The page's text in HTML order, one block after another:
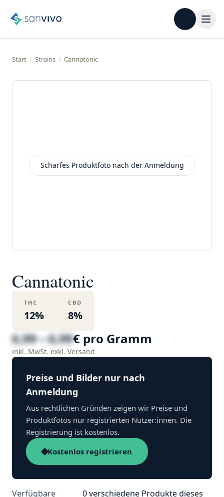
Start / Strains / Cannatonic
Scharfes Produktfoto nach der Anmeldung
Cannatonic
THC
12%
CBD
8%
6,99 – 6,99€ pro Gramm
inkl. MwSt. exkl. Versand
Preise und Bilder nur nach
Anmeldung
Aus rechtlichen Gründen zeigen wir Preise und
Produktfotos nur registrierten Nutzer:innen. Die
Registrierung ist kostenlos.
Kostenlos registrieren
Verfügbare
0 verschiedene Produkte dieses